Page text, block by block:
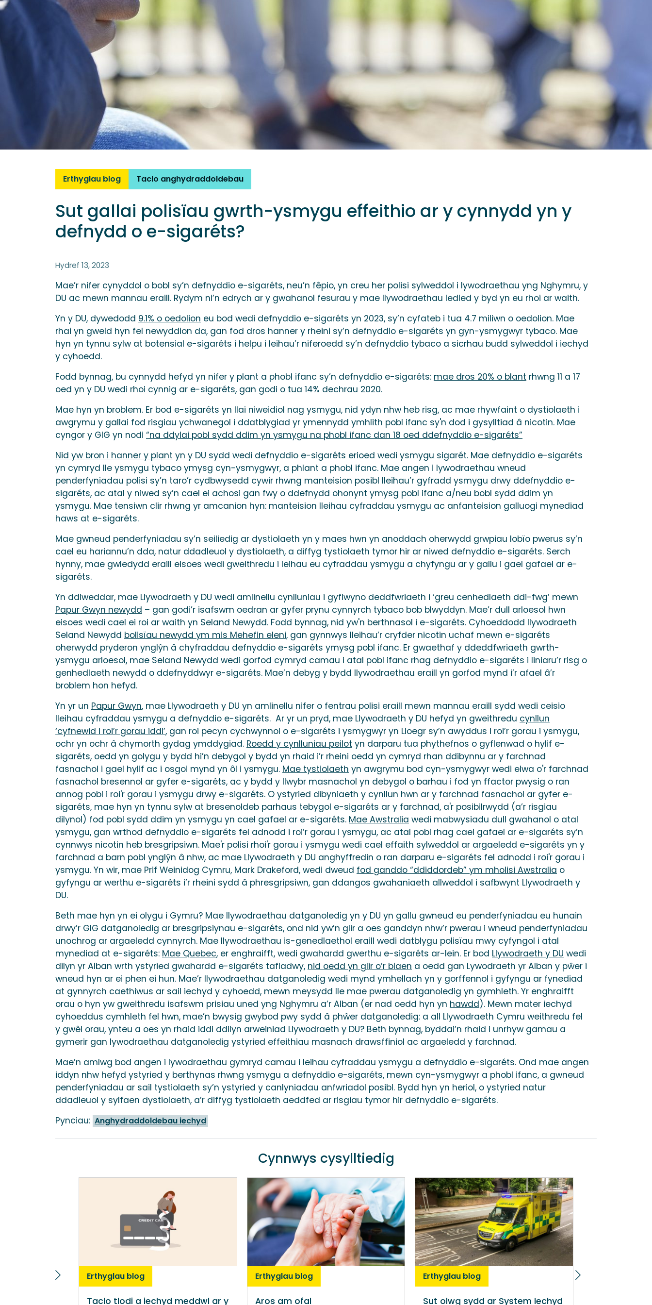
Erthyglau blog Taclo anghydraddoldebau
Sut gallai polisïau gwrth-ysmygu effeithio ar y cynnydd yn y
defnydd o e-sigaréts?
Hydref 13, 2023
Mae’r nifer cynyddol o bobl sy’n defnyddio e-sigaréts, neu’n fêpio, yn creu her polisi sylweddol i lywodraethau yng Nghymru, y
DU ac mewn mannau eraill. Rydym ni’n edrych ar y gwahanol fesurau y mae llywodraethau ledled y byd yn eu rhoi ar waith.
Yn y DU, dywedodd 9.1% o oedolion eu bod wedi defnyddio e-sigaréts yn 2023, sy’n cyfateb i tua 4.7 miliwn o oedolion. Mae
rhai yn gweld hyn fel newyddion da, gan fod dros hanner y rheini sy’n defnyddio e-sigaréts yn gyn-ysmygwyr tybaco. Mae
hyn yn tynnu sylw at botensial e-sigaréts i helpu i leihau’r niferoedd sy’n defnyddio tybaco a sicrhau budd sylweddol i iechyd
y cyhoedd.
Fodd bynnag, bu cynnydd hefyd yn nifer y plant a phobl ifanc sy’n defnyddio e-sigaréts: mae dros 20% o blant rhwng 11 a 17
oed yn y DU wedi rhoi cynnig ar e-sigaréts, gan godi o tua 14% dechrau 2020.
Mae hyn yn broblem. Er bod e-sigaréts yn llai niweidiol nag ysmygu, nid ydyn nhw heb risg, ac mae rhywfaint o dystiolaeth i
awgrymu y gallai fod risgiau ychwanegol i ddatblygiad yr ymennydd ymhlith pobl ifanc sy'n dod i gysylltiad â nicotin. Mae
cyngor y GIG yn nodi “na ddylai pobl sydd ddim yn ysmygu na phobl ifanc dan 18 oed ddefnyddio e-sigaréts”
Nid yw bron i hanner y plant yn y DU sydd wedi defnyddio e-sigaréts erioed wedi ysmygu sigarét. Mae defnyddio e-sigaréts
yn cymryd lle ysmygu tybaco ymysg cyn-ysmygwyr, a phlant a phobl ifanc. Mae angen i lywodraethau wneud
penderfyniadau polisi sy’n taro’r cydbwysedd cywir rhwng manteision posibl lleihau’r gyfradd ysmygu drwy ddefnyddio e-
sigaréts, ac atal y niwed sy’n cael ei achosi gan fwy o ddefnydd ohonynt ymysg pobl ifanc a/neu bobl sydd ddim yn
ysmygu. Mae tensiwn clir rhwng yr amcanion hyn: manteision lleihau cyfraddau ysmygu ac anfanteision galluogi mynediad
haws at e-sigaréts.
Mae gwneud penderfyniadau sy’n seiliedig ar dystiolaeth yn y maes hwn yn anoddach oherwydd grwpiau lobïo pwerus sy’n
cael eu hariannu’n dda, natur ddadleuol y dystiolaeth, a diffyg tystiolaeth tymor hir ar niwed defnyddio e-sigaréts. Serch
hynny, mae gwledydd eraill eisoes wedi gweithredu i leihau eu cyfraddau ysmygu a chyfyngu ar y gallu i gael gafael ar e-
sigaréts.
Yn ddiweddar, mae Llywodraeth y DU wedi amlinellu cynlluniau i gyflwyno deddfwriaeth i ‘greu cenhedlaeth ddi-fwg’ mewn
Papur Gwyn newydd – gan godi’r isafswm oedran ar gyfer prynu cynnyrch tybaco bob blwyddyn. Mae’r dull arloesol hwn
eisoes wedi cael ei roi ar waith yn Seland Newydd. Fodd bynnag, nid yw'n berthnasol i e-sigaréts. Cyhoeddodd llywodraeth
Seland Newydd bolisïau newydd ym mis Mehefin eleni, gan gynnwys lleihau’r cryfder nicotin uchaf mewn e-sigaréts
oherwydd pryderon ynglŷn â chyfraddau defnyddio e-sigaréts ymysg pobl ifanc. Er gwaethaf y ddeddfwriaeth gwrth-
ysmygu arloesol, mae Seland Newydd wedi gorfod cymryd camau i atal pobl ifanc rhag defnyddio e-sigaréts i liniaru’r risg o
genhedlaeth newydd o ddefnyddwyr e-sigaréts. Mae’n debyg y bydd llywodraethau eraill yn gorfod mynd i’r afael â’r
broblem hon hefyd.
Yn yr un Papur Gwyn, mae Llywodraeth y DU yn amlinellu nifer o fentrau polisi eraill mewn mannau eraill sydd wedi ceisio
lleihau cyfraddau ysmygu a defnyddio e-sigaréts. Ar yr un pryd, mae Llywodraeth y DU hefyd yn gweithredu cynllun
‘cyfnewid i roi’r gorau iddi’, gan roi pecyn cychwynnol o e-sigaréts i ysmygwyr yn Lloegr sy’n awyddus i roi’r gorau i ysmygu,
ochr yn ochr â chymorth gydag ymddygiad. Roedd y cynlluniau peilot yn darparu tua phythefnos o gyflenwad o hylif e-
sigaréts, oedd yn golygu y bydd hi’n debygol y bydd yn rhaid i’r rheini oedd yn cymryd rhan ddibynnu ar y farchnad
fasnachol i gael hylif ac i osgoi mynd yn ôl i ysmygu. Mae tystiolaeth yn awgrymu bod cyn-ysmygwyr wedi elwa o'r farchnad
fasnachol bresennol ar gyfer e-sigaréts, ac y bydd y llwybr masnachol yn debygol o barhau i fod yn ffactor pwysig o ran
annog pobl i roi'r gorau i ysmygu drwy e-sigaréts. O ystyried dibyniaeth y cynllun hwn ar y farchnad fasnachol ar gyfer e-
sigaréts, mae hyn yn tynnu sylw at bresenoldeb parhaus tebygol e-sigaréts ar y farchnad, a'r posibilrwydd (a’r risgiau
dilynol) fod pobl sydd ddim yn ysmygu yn cael gafael ar e-sigaréts. Mae Awstralia wedi mabwysiadu dull gwahanol o atal
ysmygu, gan wrthod defnyddio e-sigaréts fel adnodd i roi’r gorau i ysmygu, ac atal pobl rhag cael gafael ar e-sigaréts sy’n
cynnwys nicotin heb bresgripsiwn. Mae'r polisi rhoi'r gorau i ysmygu wedi cael effaith sylweddol ar argaeledd e-sigaréts yn y
farchnad a barn pobl ynglŷn â nhw, ac mae Llywodraeth y DU anghyffredin o ran darparu e-sigaréts fel adnodd i roi'r gorau i
ysmygu. Yn wir, mae Prif Weinidog Cymru, Mark Drakeford, wedi dweud fod ganddo “ddiddordeb” ym mholisi Awstralia o
gyfyngu ar werthu e-sigaréts i’r rheini sydd â phresgripsiwn, gan ddangos gwahaniaeth allweddol i safbwynt Llywodraeth y
DU.
Beth mae hyn yn ei olygu i Gymru? Mae llywodraethau datganoledig yn y DU yn gallu gwneud eu penderfyniadau eu hunain
drwy’r GIG datganoledig ar bresgripsiynau e-sigaréts, ond nid yw’n glir a oes ganddyn nhw’r pwerau i wneud penderfyniadau
unochrog ar argaeledd cynnyrch. Mae llywodraethau is-genedlaethol eraill wedi datblygu polisïau mwy cyfyngol i atal
mynediad at e-sigaréts: Mae Quebec, er enghraifft, wedi gwahardd gwerthu e-sigaréts ar-lein. Er bod Llywodraeth y DU wedi
dilyn yr Alban wrth ystyried gwahardd e-sigaréts tafladwy, nid oedd yn glir o’r blaen a oedd gan Lywodraeth yr Alban y pŵer i
wneud hyn ar ei phen ei hun. Mae’r llywodraethau datganoledig wedi mynd ymhellach yn y gorffennol i gyfyngu ar fynediad
at gynnyrch caethiwus ar sail iechyd y cyhoedd, mewn meysydd lle mae pwerau datganoledig yn gymhleth. Yr enghraifft
orau o hyn yw gweithredu isafswm prisiau uned yng Nghymru a’r Alban (er nad oedd hyn yn hawdd). Mewn mater iechyd
cyhoeddus cymhleth fel hwn, mae’n bwysig gwybod pwy sydd â phŵer datganoledig: a all Llywodraeth Cymru weithredu fel
y gwêl orau, ynteu a oes yn rhaid iddi ddilyn arweiniad Llywodraeth y DU? Beth bynnag, byddai’n rhaid i unrhyw gamau a
gymerir gan lywodraethau datganoledig ystyried effeithiau masnach drawsffiniol ac argaeledd y farchnad.
Mae’n amlwg bod angen i lywodraethau gymryd camau i leihau cyfraddau ysmygu a defnyddio e-sigaréts. Ond mae angen
iddyn nhw hefyd ystyried y berthynas rhwng ysmygu a defnyddio e-sigaréts, mewn cyn-ysmygwyr a phobl ifanc, a gwneud
penderfyniadau ar sail tystiolaeth sy’n ystyried y canlyniadau anfwriadol posibl. Bydd hyn yn heriol, o ystyried natur
ddadleuol y sylfaen dystiolaeth, a’r diffyg tystiolaeth aeddfed ar risgiau tymor hir defnyddio e-sigaréts.
Pynciau: Anghydraddoldebau iechyd
Cynnwys cysylltiedig
Erthyglau blog
Taclo tlodi a iechyd meddwl ar y
Erthyglau blog
Aros am ofal
Erthyglau blog
Sut olwg sydd ar System Iechyd